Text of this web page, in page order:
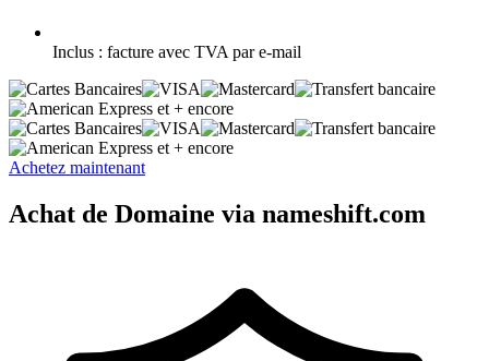
Inclus : facture avec TVA par e-mail
et + encore
et + encore
Achetez maintenant
Achat de Domaine via nameshift.com